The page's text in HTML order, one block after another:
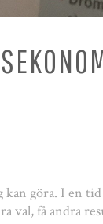
göra. I en
val, få andra